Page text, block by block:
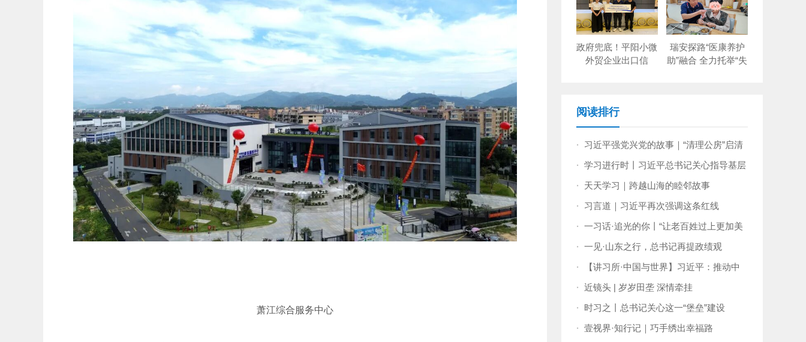
萧江综合服务中心
政府兜底！平阳小微
外贸企业出口信
瑞安探路“医康养护
助”融合 全力托举“失
阅读排行
·
习近平强党兴党的故事｜“清理公房”启清
风
· 学习进行时丨习近平总书记关心指导基层
党建的故事
·
天天学习｜跨越山海的睦邻故事
·
习言道｜习近平再次强调这条红线
· 一习话·追光的你丨“让老百姓过上更加美
好的生活”
· 一见·山东之行，总书记再提政绩观
·
【讲习所·中国与世界】习近平：推动中
孟两国关系向更高水平发展
· 近镜头 | 岁岁田垄 深情牵挂
·
时习之丨总书记关心这一“堡垒”建设
· 壹视界·知行记｜巧手绣出幸福路